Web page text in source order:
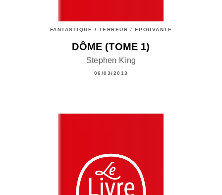
FANTASTIQUE / TERREUR / EPOUVANTE
DÔME (TOME 1)
Stephen King
06/03/2013